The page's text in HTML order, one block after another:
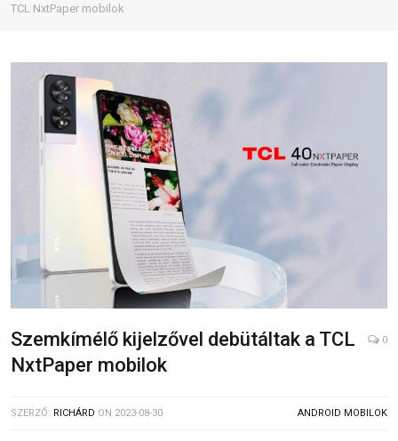
TCL NxtPaper mobilok
Szemkímélő kijelzővel debütáltak a TCL
NxtPaper mobilok
0
SZERZŐ: RICHÁRD ON 2023-08-30 ANDROID MOBILOK